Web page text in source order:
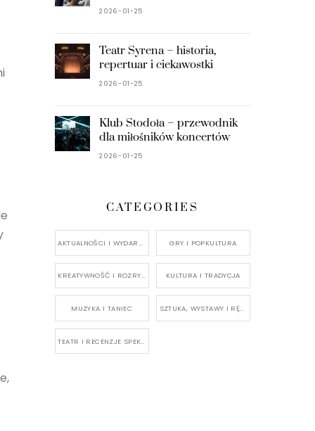
2026-01-25
Teatr Syrena – historia,
repertuar i ciekawostki
2026-01-25
Klub Stodoła – przewodnik
dla miłośników koncertów
2026-01-25
CATEGORIES
AKTUALNOŚCI I WYDARZENIA GRY I POPKULTURA
KREATYWNOŚĆ I ROZRYWKA KULTURA I TRADYCJA
MUZYKA I TANIEC SZTUKA, WYSTAWY I RĘKODZIEŁO
TEATR I RECENZJE SPEKTAKLI